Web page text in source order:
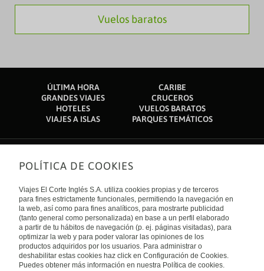
Vuelos baratos
ÚLTIMA HORA
CARIBE
GRANDES VIAJES
CRUCEROS
HOTELES
VUELOS BARATOS
VIAJES A ISLAS
PARQUES TEMÁTICOS
Sobre nosotros
Quiénes somos
Financiación
Sostenibilidad
Turismo accesible
Tarjeta El Corte Inglés
Trabaja con nosotros
El Corte Inglés
Canal Ético
Enlaces de interés
Guías de viaje
Catálogos
Auto check-in
Condiciones Generales
Política de privacidad
Política de cookies
Internacional
España
POLÍTICA DE COOKIES
Viajes El Corte Inglés S.A. utiliza cookies propias y de terceros
para fines estrictamente funcionales, permitiendo la navegación en
la web, así como para fines analíticos, para mostrarte publicidad
(tanto general como personalizada) en base a un perfil elaborado
a partir de tu hábitos de navegación (p. ej. páginas visitadas), para
optimizar la web y para poder valorar las opiniones de los
productos adquiridos por los usuarios. Para administrar o
deshabilitar estas cookies haz click en Configuración de Cookies.
Puedes obtener más información en nuestra Política de cookies.